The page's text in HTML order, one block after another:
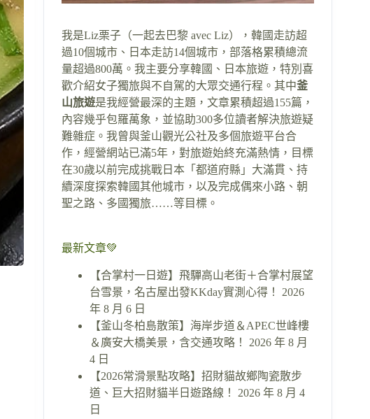
我是Liz栗子（一起去巴黎 avec Liz），韓國走訪超
過10個城市、日本走訪14個城市，部落格累積總流
量超過800萬。我主要分享韓國、日本旅遊，特別喜
歡介紹女子獨旅與不自駕的大眾交通行程。其中釜
山旅遊是我經營最深的主題，文章累積超過155篇，
內容幾乎包羅萬象，並協助300多位讀者解決旅遊疑
難雜症。我曾與釜山觀光公社及多個旅遊平台合
作，經營網站已滿5年，對旅遊始終充滿熱情，目標
在30歲以前完成挑戰日本「都道府縣」大滿貫、持
續深度探索韓國其他城市，以及完成偶來小路、朝
聖之路、多國獨旅……等目標。
最新文章💚
【合掌村一日遊】飛驒高山老街＋合掌村展望
台雪景，名古屋出發KKday實測心得！
2026
年 8 月 6 日
【釜山冬柏島散策】海岸步道＆APEC世峰樓
＆廣安大橋美景，含交通攻略！
2026 年 8 月
4 日
【2026常滑景點攻略】招財貓故鄉陶瓷散步
道、巨大招財貓半日遊路線！
2026 年 8 月 4
日